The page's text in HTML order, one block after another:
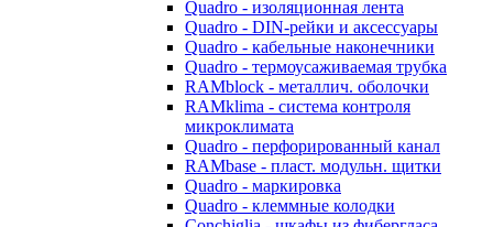
Quadro - изоляционная лента
Quadro - DIN-рейки и аксессуары
Quadro - кабельные наконечники
Quadro - термоусаживаемая трубка
RAMblock - металлич. оболочки
RAMklima - система контроля
микроклимата
Quadro - перфорированный канал
RAMbase - пласт. модульн. щитки
Quadro - маркировка
Quadro - клеммные колодки